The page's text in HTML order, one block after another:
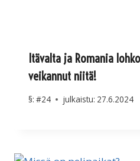
Itävalta ja Romania
veikannut niitä!
§: #24 julkaistu: 27.6.2024